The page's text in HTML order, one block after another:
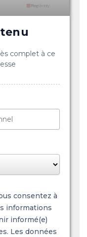
complet à ce
consentez à
informations
informé(e)
Les données